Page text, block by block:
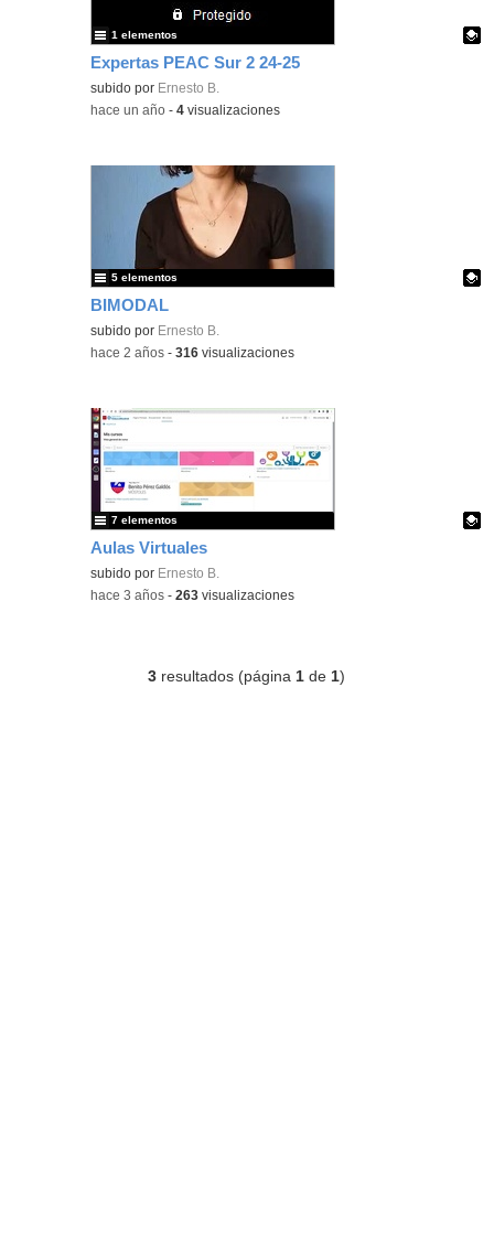
Expertas PEAC Sur 2 24-25
Contenido educativo.
subido por Ernesto B.
1 elementos
-hace un año -4 visualizaciones
BIMODAL
Contenido educativo.
subido por Ernesto B.
5 elementos
-hace 2 años -316 visualizaciones
Aulas Virtuales
Contenido educativo.
subido por Ernesto B.
7 elementos
-hace 3 años -263 visualizaciones
3 resultados (página 1 de 1)